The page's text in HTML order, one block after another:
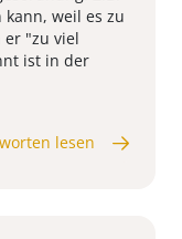
weil es zu
"zu viel
ist in der
lesen